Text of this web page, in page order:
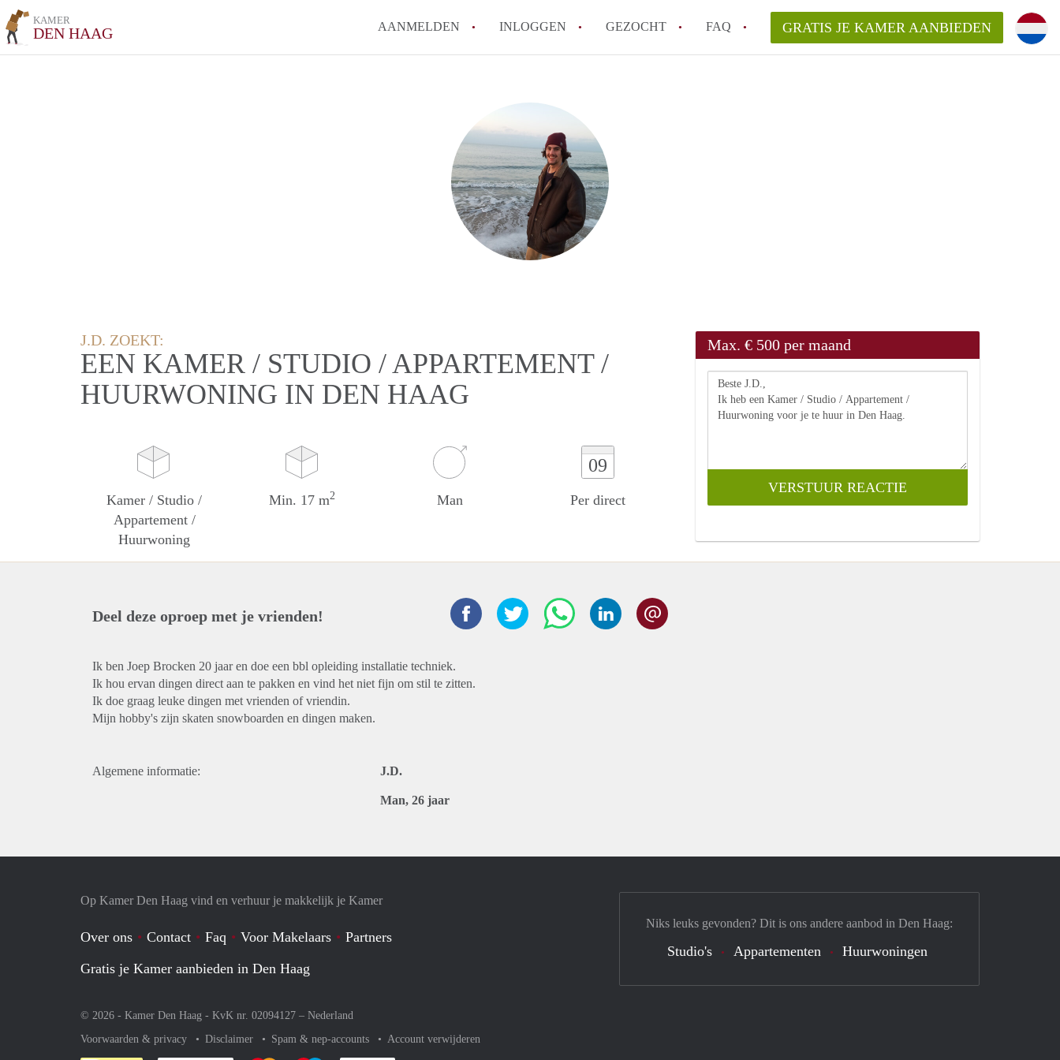
KAMER
DEN HAAG AANMELDEN INLOGGEN GEZOCHT FAQ
Hoeveel kost het om te reageren op een Kamer in Den Haag?
Wat is de privacyverklaring van KamerDenHaag?
Berekent KamerDenHaag makelaarsvergoeding/bemiddelingsvergoeding?
Alle veelgestelde vragen
GRATIS JE KAMER AANBIEDEN
J.D. ZOEKT:
EEN KAMER / STUDIO / APPARTEMENT /
HUURWONING IN DEN HAAG
Kamer / Studio /
Appartement /
Huurwoning
Min. 17 m2 Man
09
Per direct
Max. € 500 per maand
Deel deze oproep met je vrienden!
Ik ben Joep Brocken 20 jaar en doe een bbl opleiding installatie techniek.
Ik hou ervan dingen direct aan te pakken en vind het niet fijn om stil te zitten.
Ik doe graag leuke dingen met vrienden of vriendin.
Mijn hobby's zijn skaten snowboarden en dingen maken.
Algemene informatie: J.D.
Man, 26 jaar
Op Kamer Den Haag vind en verhuur je makkelijk je Kamer
Over ons Contact Faq Voor Makelaars
Partners
Gratis je Kamer aanbieden in Den Haag
© 2026 - Kamer Den Haag - KvK nr. 02094127 – Nederland
Voorwaarden & privacy
Disclaimer Spam & nep-accounts Account verwijderen
Niks leuks gevonden? Dit is ons andere aanbod in Den Haag:
Studio's Appartementen Huurwoningen